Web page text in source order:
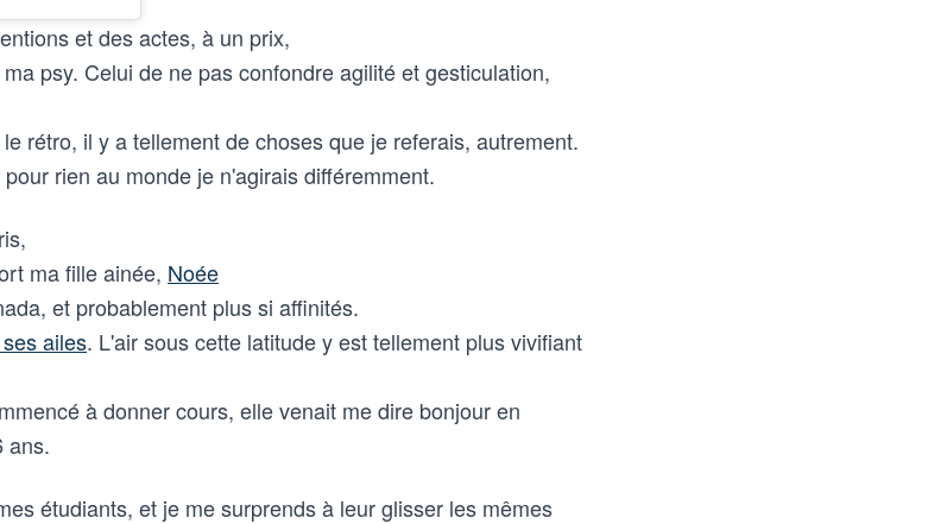
et des actes, à un prix,
psy. Celui de ne pas confondre agilité et gesticulation,
rétro, il y a tellement de choses que je referais, autrement.
rien au monde je n'agirais différemment.
ma fille ainée, Noée
et probablement plus si affinités.
ailes. L'air sous cette latitude y est tellement plus vivifiant
à donner cours, elle venait me dire bonjour en
ans.
étudiants, et je me surprends à leur glisser les mêmes